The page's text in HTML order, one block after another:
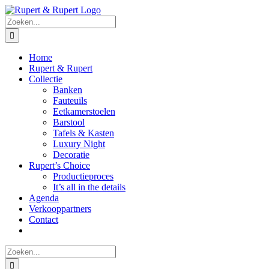
Ga
naar
inhoud
Zoeken
naar:
Home
Rupert & Rupert
Collectie
Banken
Fauteuils
Eetkamerstoelen
Barstool
Tafels & Kasten
Luxury Night
Decoratie
Rupert’s Choice
Productieproces
It’s all in the details
Agenda
Verkooppartners
Contact
Zoeken
naar: